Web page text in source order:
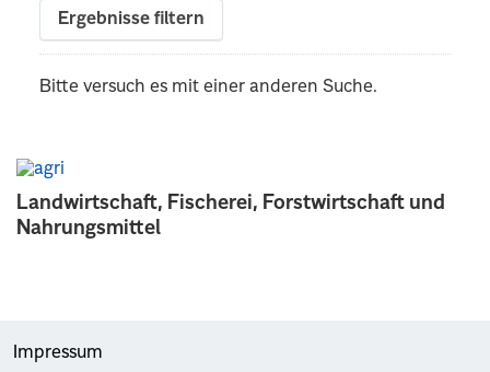
Landwirtschaft, Fischerei, Forstwirtschaft und
Nahrungsmittel
Ergebnisse filtern
Bitte versuch es mit einer anderen Suche.
Impressum